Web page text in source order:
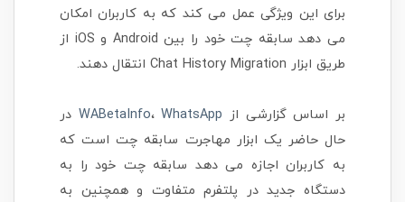
برای این ویژگی عمل می کند که به کاربران امکان
می دهد سابقه چت خود را بین Android و iOS از
طریق ابزار Chat History Migration انتقال دهند.
بر اساس گزارشی از WABetaInfo،WhatsApp
در
حال حاضر یک ابزار مهاجرت سابقه چت است که
به کاربران اجازه می دهد سابقه چت خود را به
دستگاه جدید در پلتفرم متفاوت و همچنین به